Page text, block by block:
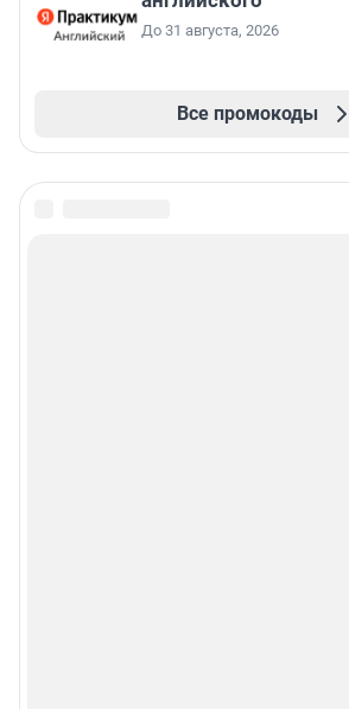
До 31 августа, 2026
Все промокоды